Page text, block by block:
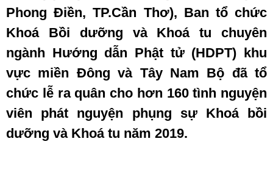
Phong Điền, TP.Cần Thơ), Ban tổ chức
Khoá Bồi dưỡng và Khoá tu chuyên
ngành Hướng dẫn Phật tử (HDPT) khu
vực miền Đông và Tây Nam Bộ đã tổ
chức lễ ra quân cho hơn 160 tình nguyện
viên phát nguyện phụng sự Khoá bồi
dưỡng và Khoá tu năm 2019.